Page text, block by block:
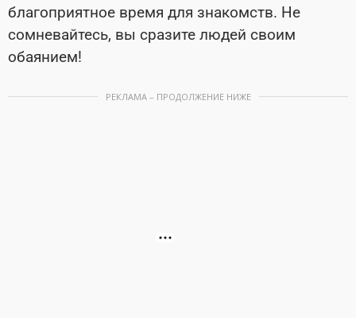
благоприятное время для знакомств. Не
сомневайтесь, вы сразите людей своим
обаянием!
РЕКЛАМА – ПРОДОЛЖЕНИЕ НИЖЕ